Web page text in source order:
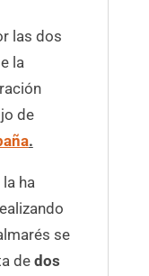
las dos
la
de
.
ha
se
dedos